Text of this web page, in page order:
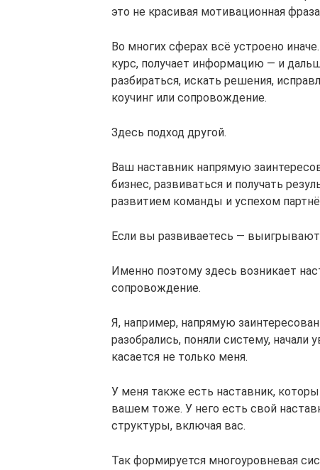
это не красивая мотивационная
Во многих сферах всё устроено
курс, получает информацию — и
разбираться, искать решения,
коучинг или сопровождение.
Здесь подход другой.
Ваш наставник напрямую
бизнес, развиваться и получать
развитием команды и успехом
Если вы развиваетесь —
Именно поэтому здесь возникает
сопровождение.
Я, например, напрямую
разобрались, поняли систему, начали
касается не только меня.
У меня также есть наставник,
вашем тоже. У него есть свой
структуры, включая вас.
Так формируется многоуровневая